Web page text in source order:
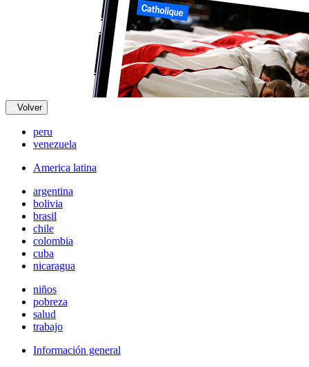
Volver
peru
venezuela
America latina
argentina
bolivia
brasil
chile
colombia
cuba
nicaragua
niños
pobreza
salud
trabajo
Información general